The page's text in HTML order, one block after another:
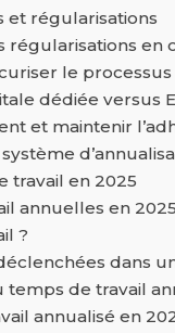
et régularisations
régularisations en
le
dédiée versus
et maintenir
travail en 2025
annuelles en
?
dans
de travail
annualisé en